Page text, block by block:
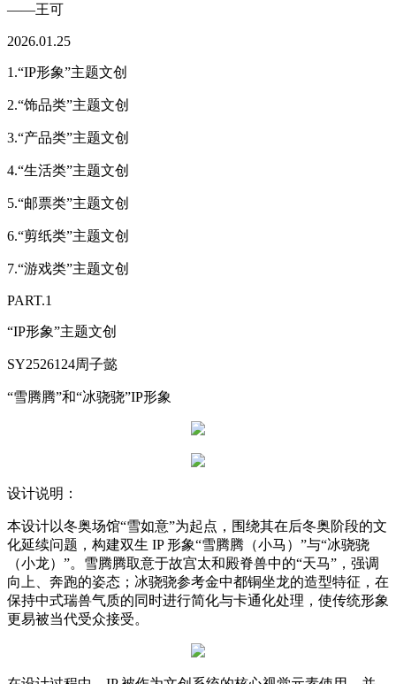
——王可
2026.01.25
1.“IP形象”主题文创
2.“饰品类”主题文创
3.“产品类”主题文创
4.“生活类”主题文创
5.“邮票类”主题文创
6.“剪纸类”主题文创
7.“游戏类”主题文创
PART.1
“IP形象”主题文创
SY2526124周子懿
“雪腾腾”和“冰骁骁”IP形象
设计说明：
本设计以冬奥场馆“雪如意”为起点，围绕其在后冬奥阶段的文
化延续问题，构建双生 IP 形象“雪腾腾（小马）”与“冰骁骁
（小龙）”。雪腾腾取意于故宫太和殿脊兽中的“天马”，强调
向上、奔跑的姿态；冰骁骁参考金中都铜坐龙的造型特征，在
保持中式瑞兽气质的同时进行简化与卡通化处理，使传统形象
更易被当代受众接受。